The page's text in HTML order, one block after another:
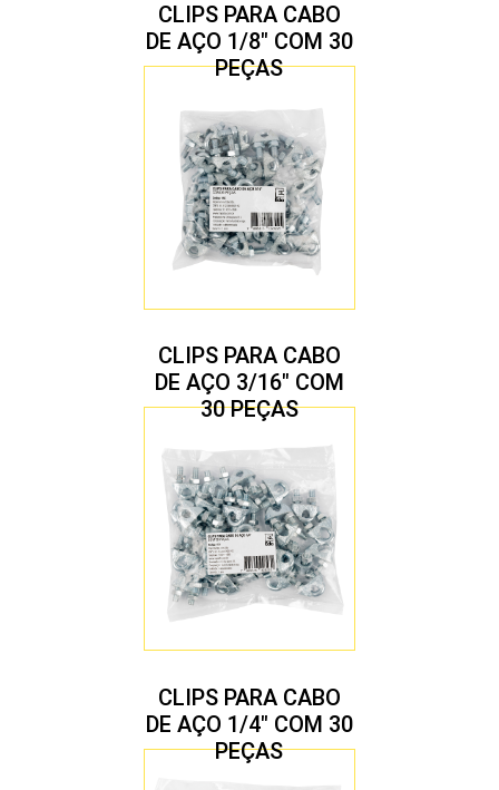
CLIPS PARA CABO
DE AÇO 1/8″ COM 30
PEÇAS
CLIPS PARA CABO
DE AÇO 3/16″ COM
30 PEÇAS
CLIPS PARA CABO
DE AÇO 1/4″ COM 30
PEÇAS